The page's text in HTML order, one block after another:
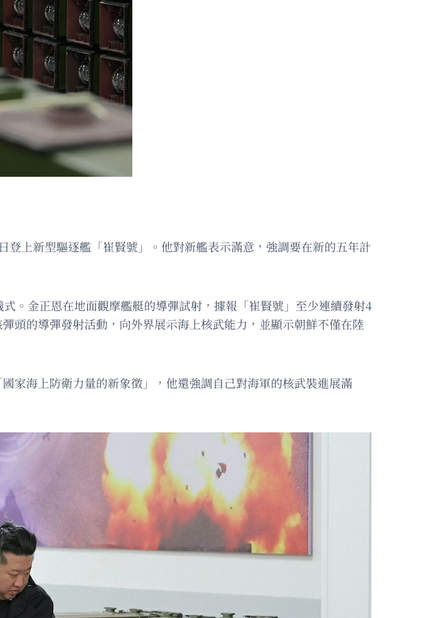
上新型驅逐艦「崔賢號」。他對新艦表示滿意，強調要在新的五年計
。金正恩在地面觀摩艦艇的導彈試射，據報「崔賢號」至少連續發射4
頭的導彈發射活動，向外界展示海上核武能力，並顯示朝鮮不僅在陸
家海上防衛力量的新象徵」，他還強調自己對海軍的核武裝進展滿